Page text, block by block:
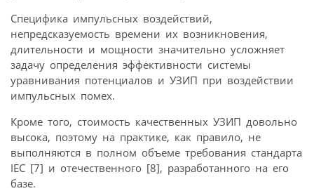
Специфика импульсных воздействий,
непредсказуемость времени их возникновения,
длительности и мощности значительно усложняет
задачу определения эффективности системы
уравнивания потенциалов и УЗИП при воздействии
импульсных помех.
Кроме того, стоимость качественных УЗИП довольно
высока, поэтому на практике, как правило, не
выполняются в полном объеме требования стандарта
IEC [7] и отечественного [8], разработанного на его
базе.